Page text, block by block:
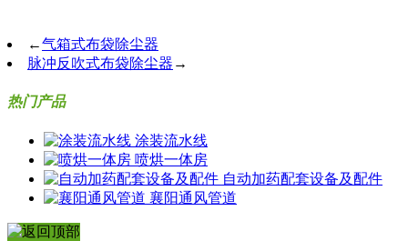
←气箱式布袋除尘器
脉冲反吹式布袋除尘器 →
热门产品
涂装流水线
喷烘一体房
自动加药配套设备及配件
襄阳通风管道